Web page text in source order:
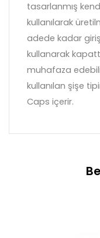
tasarlanmış
kullanılarak
adede kadar
kullanarak
muhafaza
kullanılan şişe
Caps içerir.